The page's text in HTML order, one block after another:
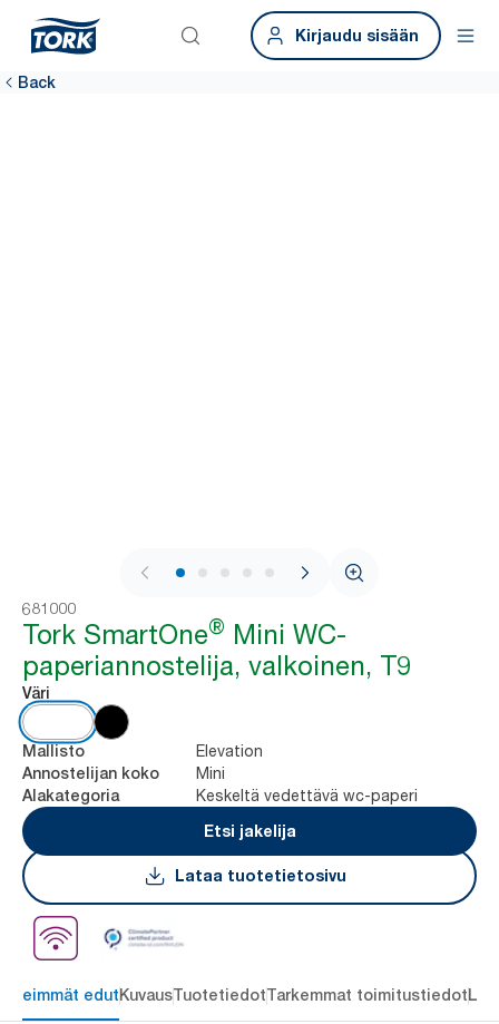
Kirjaudu sisään
Back
1 / 9
681000
Tork SmartOne® Mini WC-
paperiannostelija, valkoinen, T9
Väri
Mallisto Elevation
Annostelijan koko Mini
Alakategoria
Keskeltä vedettävä wc-paperi
Etsi jakelija
Lataa tuotetietosivu
edutKuvausTuotetiedotTarkemmat toimitustiedot